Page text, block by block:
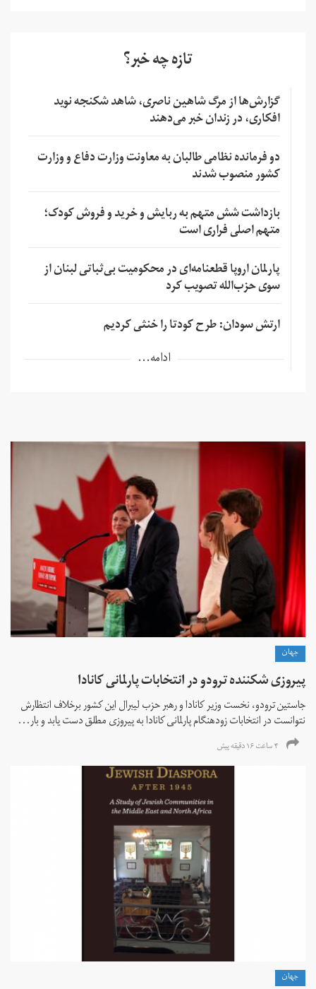
تازه چه خبر؟
گزارش‌ها از مرگ شاهین ناصری، شاهد شکنجه نوید
افکاری، در زندان خبر می‌دهند
دو فرمانده نظامی طالبان به معاونت وزارت دفاع و وزارت
کشور منصوب شدند
بازداشت شش متهم به ربایش و خرید و فروش کودک؛
متهم اصلی فراری است
پارلمان اروپا قطعنامه‌ای در محکومیت بی‌ثباتی لبنان از
سوی حزب‌الله تصویب کرد
ارتش سودان: طرح کودتا را خنثی کردیم
ادامه...
جهان
پیروزی شکننده ترودو در انتخابات پارلمانی کانادا
جاستین ترودو، نخست وزیر کانادا و رهبر حزب لیبرال این کشور برخلاف انتظارش
نتوانست در انتخابات زود‌هنگام پارلمانی کانادا به پیروزی مطلق دست یابد و بار...
۴ ساعت ۱۶ دقیقه پیش
جهان